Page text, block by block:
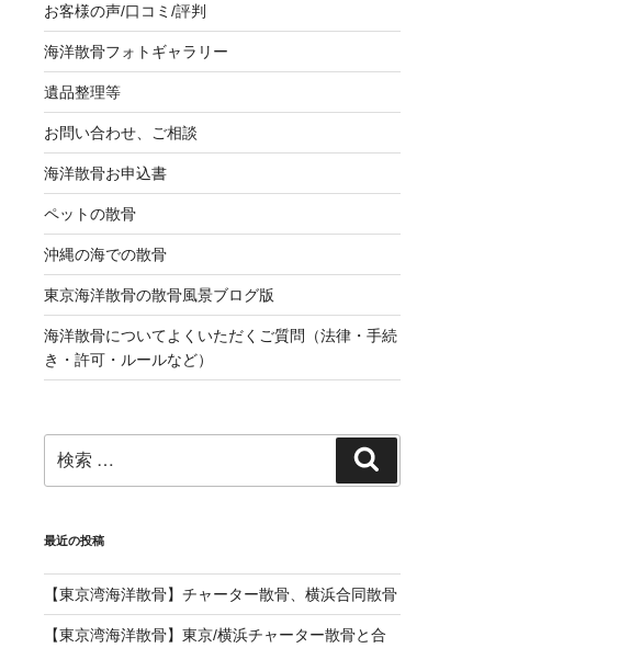
お客様の声/口コミ/評判
海洋散骨フォトギャラリー
遺品整理等
お問い合わせ、ご相談
海洋散骨お申込書
ペットの散骨
沖縄の海での散骨
東京海洋散骨の散骨風景ブログ版
海洋散骨についてよくいただくご質問（法律・手続
き・許可・ルールなど）
索:
索
最近の投稿
【東京湾海洋散骨】チャーター散骨、横浜合同散骨
【東京湾海洋散骨】東京/横浜チャーター散骨と合